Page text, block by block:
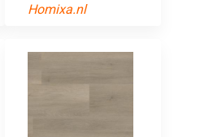
Homixa.nl